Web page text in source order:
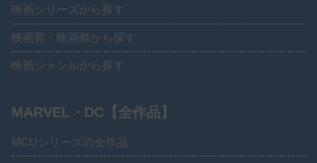
映画シリーズから探す
映画賞・映画祭から探す
映画ジャンルから探す
MARVEL・DC【全作品】
MCUシリーズの全作品